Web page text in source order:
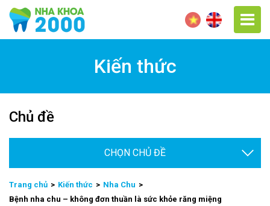
Kiến thức
Chủ đề
Trang chủ Kiến thức
Nha Chu
Bệnh nha chu – không đơn thuần là sức khỏe răng miệng